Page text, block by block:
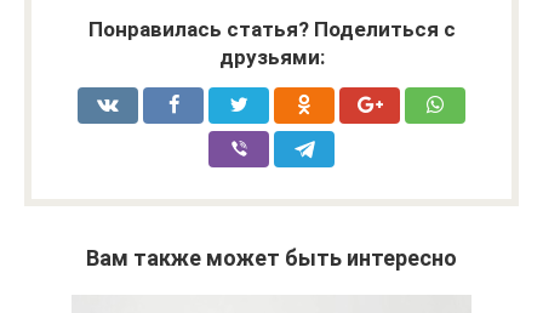
Понравилась статья? Поделиться с
друзьями:
Вам также может быть интересно